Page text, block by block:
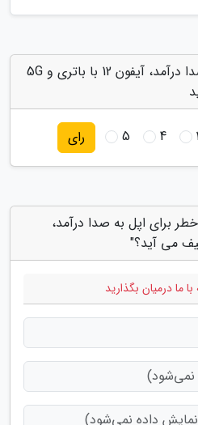
به "زنگ خطر برای اپل به صدا درآمد، آیفون 12 با باتری و 5G
4
5 رای
برای اپل به صدا درآمد،
ما درمیان بگذارید